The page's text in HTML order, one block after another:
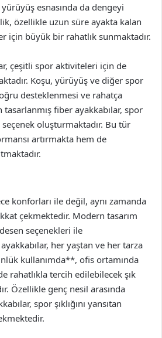
yürüyüş esnasında da dengeyi
özellikle uzun süre ayakta kalan
için büyük bir rahatlık sunmaktadır.
çeşitli spor aktiviteleri için de
Koşu, yürüyüş ve diğer spor
desteklenmesi ve rahatça
fiber ayakkabılar, spor
oluşturmaktadır. Bu tür
artırmakta hem de
konforları ile değil, aynı zamanda
çekmektedir. Modern tasarım
seçenekleri ile
her yaştan ve her tarza
kullanımda**, ofis ortamında
rahatlıkla tercih edilebilecek şık
Özellikle genç nesil arasında
spor şıklığını yansıtan